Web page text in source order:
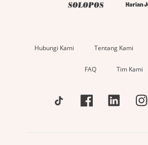
Hubungi Kami Tentang Kami
FAQ Tim Kami